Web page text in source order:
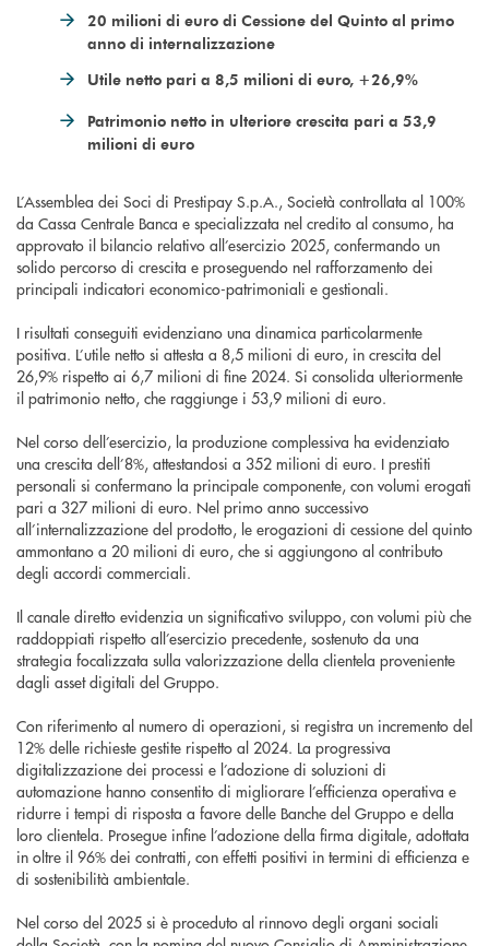
20 milioni di euro di Cessione del Quinto al primo
anno di internalizzazione
Utile netto pari a 8,5 milioni di euro, +26,9%
Patrimonio netto in ulteriore crescita pari a 53,9
milioni di euro
L’Assemblea dei Soci di Prestipay S.p.A., Società controllata al 100%
da Cassa Centrale Banca e specializzata nel credito al consumo, ha
approvato il bilancio relativo all’esercizio 2025, confermando un
solido percorso di crescita e proseguendo nel rafforzamento dei
principali indicatori economico-patrimoniali e gestionali.
I risultati conseguiti evidenziano una dinamica particolarmente
positiva. L’utile netto si attesta a 8,5 milioni di euro, in crescita del
26,9% rispetto ai 6,7 milioni di fine 2024. Si consolida ulteriormente
il patrimonio netto, che raggiunge i 53,9 milioni di euro.
Nel corso dell’esercizio, la produzione complessiva ha evidenziato
una crescita dell’8%, attestandosi a 352 milioni di euro. I prestiti
personali si confermano la principale componente, con volumi erogati
pari a 327 milioni di euro. Nel primo anno successivo
all’internalizzazione del prodotto, le erogazioni di cessione del quinto
ammontano a 20 milioni di euro, che si aggiungono al contributo
degli accordi commerciali.
Il canale diretto evidenzia un significativo sviluppo, con volumi più che
raddoppiati rispetto all’esercizio precedente, sostenuto da una
strategia focalizzata sulla valorizzazione della clientela proveniente
dagli asset digitali del Gruppo.
Con riferimento al numero di operazioni, si registra un incremento del
12% delle richieste gestite rispetto al 2024. La progressiva
digitalizzazione dei processi e l’adozione di soluzioni di
automazione hanno consentito di migliorare l’efficienza operativa e
ridurre i tempi di risposta a favore delle Banche del Gruppo e della
loro clientela. Prosegue infine l’adozione della firma digitale, adottata
in oltre il 96% dei contratti, con effetti positivi in termini di efficienza e
di sostenibilità ambientale.
Nel corso del 2025 si è proceduto al rinnovo degli organi sociali